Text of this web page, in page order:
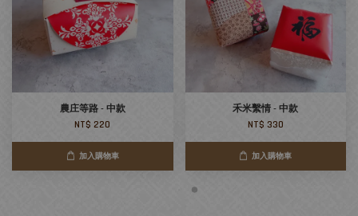
農庄等路 - 中款
NT$ 220
加入購物車
禾米繫情 - 中款
NT$ 330
加入購物車